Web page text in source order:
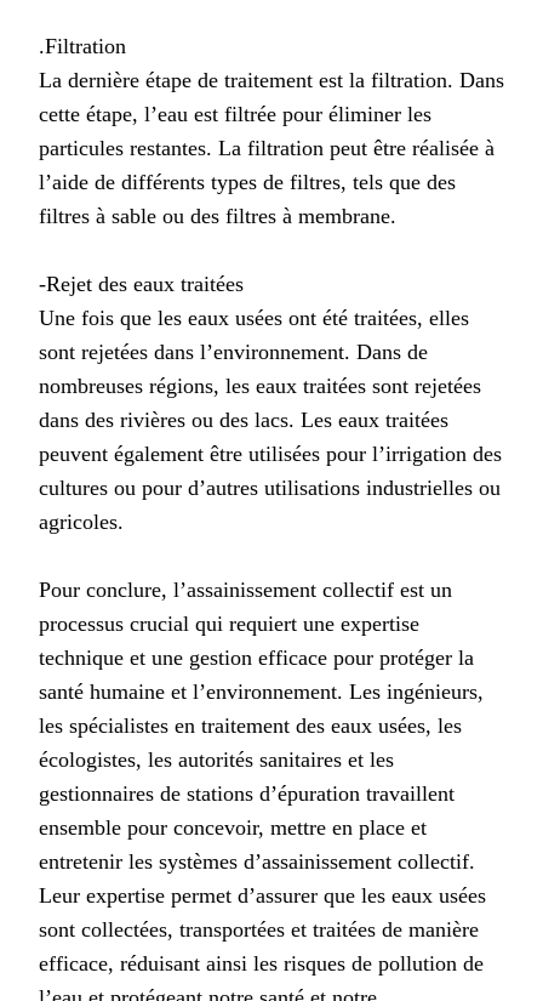
.Filtration
La dernière étape de traitement est la filtration. Dans
cette étape, l’eau est filtrée pour éliminer les
particules restantes. La filtration peut être réalisée à
l’aide de différents types de filtres, tels que des
filtres à sable ou des filtres à membrane.
-Rejet des eaux traitées
Une fois que les eaux usées ont été traitées, elles
sont rejetées dans l’environnement. Dans de
nombreuses régions, les eaux traitées sont rejetées
dans des rivières ou des lacs. Les eaux traitées
peuvent également être utilisées pour l’irrigation des
cultures ou pour d’autres utilisations industrielles ou
agricoles.
Pour conclure, l’assainissement collectif est un
processus crucial qui requiert une expertise
technique et une gestion efficace pour protéger la
santé humaine et l’environnement. Les ingénieurs,
les spécialistes en traitement des eaux usées, les
écologistes, les autorités sanitaires et les
gestionnaires de stations d’épuration travaillent
ensemble pour concevoir, mettre en place et
entretenir les systèmes d’assainissement collectif.
Leur expertise permet d’assurer que les eaux usées
sont collectées, transportées et traitées de manière
efficace, réduisant ainsi les risques de pollution de